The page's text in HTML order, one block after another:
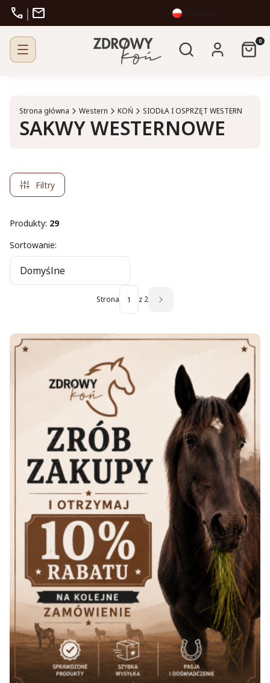
call | mail
Otwórz
Szukaj Zaloguj się
Strona główna Western KOŃ SIODŁA I OSPRZĘT WESTERN
SAKWY WESTERNOWE
Filtry
Produkty: 29
Lista produktów
Sortowanie:
Domyślne
Strona z 2 Następne produkty